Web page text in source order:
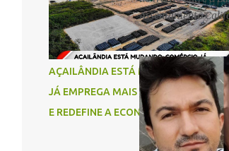
AÇAILÂNDIA ESTÁ MUDANDO:
JÁ EMPREGA MAIS DO QUE A
E REDEFINE A ECONOMIA DO
Assim que me viu,
começou a me
atingindo também o
comigo”, relatou.
recebeu
estando fora de
registrou boletim
companheiro.
Assentamento
acordo com
vítimas eram um
Imperatriz. Eles
Plano da Serra, em
familiares e
quando ocorreu a
envolveu uma